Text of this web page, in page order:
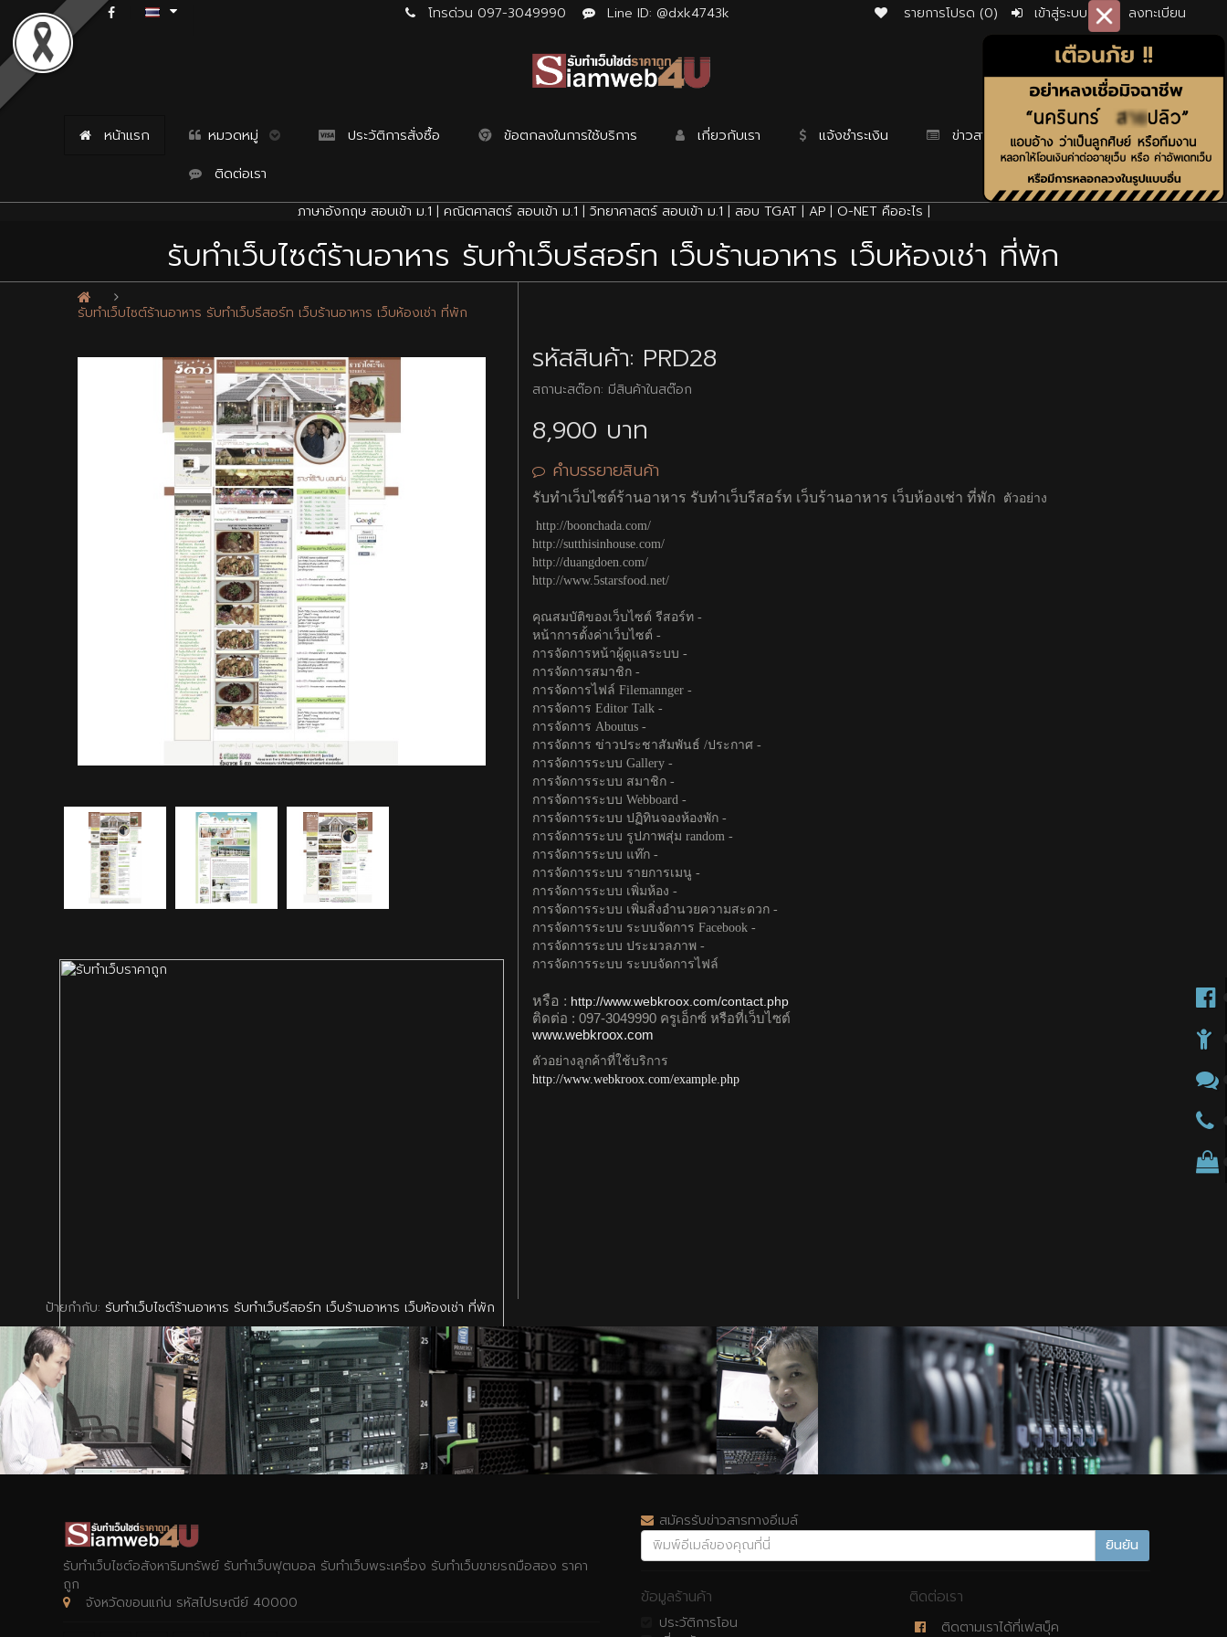
โทรด่วน 097-3049990 Line ID: @dxk4743k รายการโปรด (0) เข้าสู่ระบบ ลงทะเบียน
หน้าแรก หมวดหมู่ ประวัติการสั่งซื้อ ข้อตกลงในการใช้บริการ เกี่ยวกับเรา แจ้งชำระเงิน
ข่าวสาร
ติดต่อเรา
ภาษาอังกฤษ สอบเข้า ม.1 | คณิตศาสตร์ สอบเข้า ม.1 | วิทยาศาสตร์ สอบเข้า ม.1 | สอบ TGAT | AP| O-NET คืออะไร |
รับทำเว็บไซต์ร้านอาหาร รับทำเว็บรีสอร์ท เว็บร้านอาหาร เว็บห้องเช่า ที่พัก
รับทำเว็บไซต์ร้านอาหาร รับทำเว็บรีสอร์ท เว็บร้านอาหาร เว็บห้องเช่า ที่พัก
รหัสสินค้า: PRD28
สถานะสต๊อก: มีสินค้าในสต๊อก
8,900 บาท
เขียนรีวิว
รหัสป้องกันสแปม
คำบรรยายสินค้า
รับทำเว็บไซต์ร้านอาหาร รับทำเว็บรีสอร์ท เว็บร้านอาหาร เว็บห้องเช่า ที่พัก
ตัวอย่าง
http://boonchada.com/
http://sutthisinhouse.com/
http://duangdoen.com/
http://www.5starsfood.net/
คุณสมบัติของเว็บไซต์ รีสอร์ท -
หน้าการตั้งค่าเว็บไซต์ -
การจัดการหน้าผู้ดูแลระบบ -
การจัดการสมาชิก -
การจัดการไฟล์ Filemannger -
การจัดการ Editor Talk -
การจัดการ Aboutus -
การจัดการ ข่าวประชาสัมพันธ์ /ประกาศ -
การจัดการระบบ Gallery -
การจัดการระบบ สมาชิก -
การจัดการระบบ Webboard -
การจัดการระบบ ปฏิทินจองห้องพัก -
การจัดการระบบ รูปภาพสุ่ม random -
การจัดการระบบ แท๊ก -
การจัดการระบบ รายการเมนู -
การจัดการระบบ เพิ่มห้อง -
การจัดการระบบ เพิ่มสิ่งอำนวยความสะดวก -
การจัดการระบบ ระบบจัดการ Facebook -
การจัดการระบบ ประมวลภาพ -
การจัดการระบบ ระบบจัดการไฟล์
หรือ : http://www.webkroox.com/contact.php
ติดต่อ : 097-3049990 ครูเอ็กซ์ หรือที่เว็บไซต์
www.webkroox.com
ตัวอย่างลูกค้าที่ใช้บริการ
http://www.webkroox.com/example.php
ป้ายกำกับ: รับทำเว็บไซต์ร้านอาหาร รับทำเว็บรีสอร์ท เว็บร้านอาหาร เว็บห้องเช่า ที่พัก
รับทำเว็บไซต์อสังหาริมทรัพย์ รับทำเว็บฟุตบอล รับทำเว็บพระเครื่อง รับทำเว็บขายรถมือสอง ราคา
ถูก
จังหวัดขอนแก่น รหัสไปรษณีย์ 40000
สมัครรับข่าวสารทางอีเมล์
ยินยัน
ข้อมูลร้านค้า
ประวัติการโอน
ติดต่อเรา
ติดตามเราได้ที่เฟสบุ็ค